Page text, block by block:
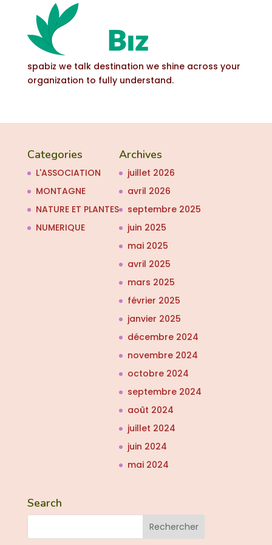
spabiz we talk destination we shine across your
organization to fully understand.
Categories
L'ASSOCIATION
MONTAGNE
NATURE ET PLANTES
NUMERIQUE
Archives
juillet 2026
avril 2026
septembre 2025
juin 2025
mai 2025
avril 2025
mars 2025
février 2025
janvier 2025
décembre 2024
novembre 2024
octobre 2024
septembre 2024
août 2024
juillet 2024
juin 2024
mai 2024
Search